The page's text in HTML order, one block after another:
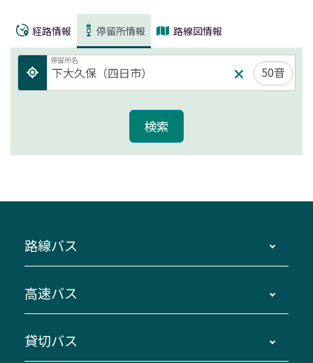
経路情報 停留所情報 路線図情報
停留所名
50音
路線バス
主要停留所案内図・時刻表
路線バスのご利用方法
高速バス
南紀・VISON～横浜・東京・埼玉
貸切バス